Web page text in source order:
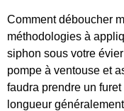
Comment déboucher
méthodologies à
siphon sous votre
pompe à ventouse et
faudra prendre un
longueur